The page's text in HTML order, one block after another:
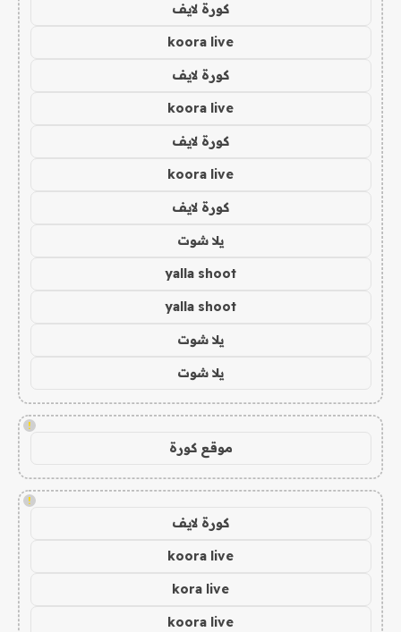
كورة لايف
koora live
كورة لايف
koora live
كورة لايف
koora live
كورة لايف
يلا شوت
yalla shoot
yalla shoot
يلا شوت
يلا شوت
!
موقع كورة
!
كورة لايف
koora live
kora live
koora live